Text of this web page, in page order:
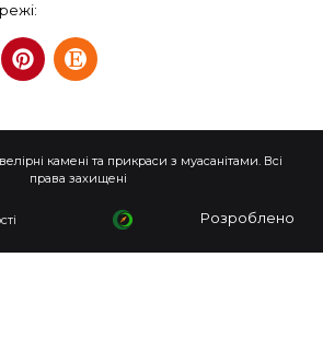
камені та прикраси з муасанітами. Всі
права захищені
Розроблено